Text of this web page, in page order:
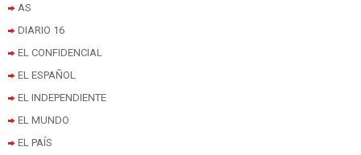
AS
DIARIO 16
EL CONFIDENCIAL
EL ESPAÑOL
EL INDEPENDIENTE
EL MUNDO
EL PAÍS